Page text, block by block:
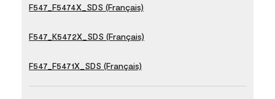
F547_F5474X_SDS (Français)
F547_K5472X_SDS (Français)
F547_F5471X_SDS (Français)